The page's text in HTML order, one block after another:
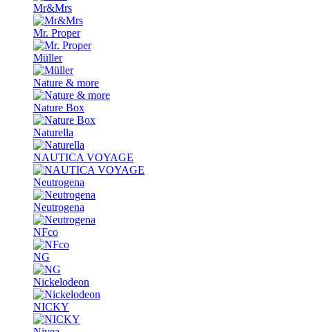
Mr&Mrs
Mr. Proper
Müller
Nature & more
Nature Box
Naturella
NAUTICA VOYAGE
Neutrogena
Neutrogena
NFco
NG
Nickelodeon
NICKY